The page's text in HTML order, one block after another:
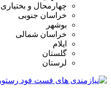
چهارمحال و بختیاری
خراسان جنوبی
بوشهر
خراسان شمالی
ایلام
گلستان
لرستان